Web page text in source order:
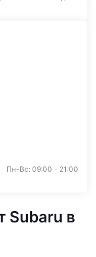
Пн-Вс: 09:00 - 21:00
Subaru в